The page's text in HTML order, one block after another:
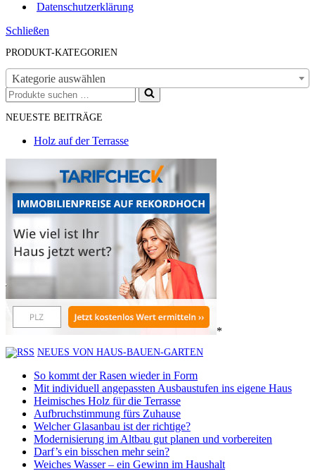
Datenschutzerklärung
Schließen
PRODUKT-KATEGORIEN
Kategorie auswählen
Suchen
nach …
NEUESTE BEITRÄGE
Holz auf der Terrasse
*
NEUES VON HAUS-BAUEN-GARTEN
So kommt der Rasen wieder in Form
Mit individuell angepassten Ausbaustufen ins eigene Haus
Heimisches Holz für die Terrasse
Aufbruchstimmung fürs Zuhause
Welcher Glasanbau ist der richtige?
Modernisierung im Altbau gut planen und vorbereiten
Darf’s ein bisschen mehr sein?
Weiches Wasser – ein Gewinn im Haushalt